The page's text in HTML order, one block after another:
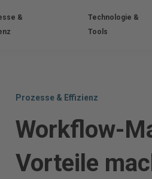
&
Technologie &
Tools
Prozesse & Effizienz
Workflow-
Vorteile